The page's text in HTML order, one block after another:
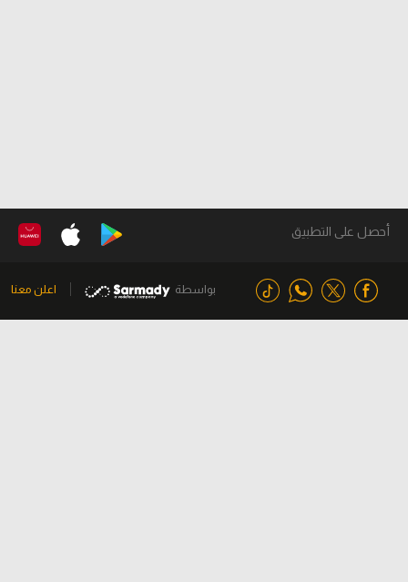
أحصل على التطبيق
بواسطة اعلن معنا